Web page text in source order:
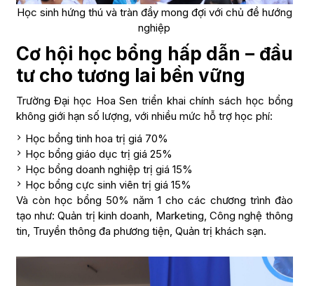
Học sinh hứng thú và tràn đầy mong đợi với chủ đề hướng
nghiệp
Cơ hội học bổng hấp dẫn – đầu
tư cho tương lai bền vững
Trường Đại học Hoa Sen triển khai chính sách học bổng
không giới hạn số lượng, với nhiều mức hỗ trợ học phí:
Học bổng tinh hoa trị giá 70%
Học bổng giáo dục trị giá 25%
Học bổng doanh nghiệp trị giá 15%
Học bổng cực sinh viên trị giá 15%
Và còn học bổng 50% năm 1 cho các chương trình đào
tạo như: Quản trị kinh doanh, Marketing, Công nghệ thông
tin, Truyền thông đa phương tiện, Quản trị khách sạn.